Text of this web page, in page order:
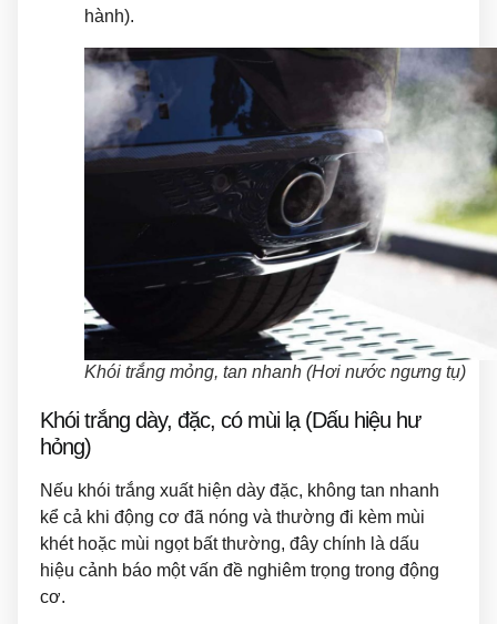
hành).
Khói trắng mỏng, tan nhanh (Hơi nước ngưng tụ)
Khói trắng dày, đặc, có mùi lạ (Dấu hiệu hư
hỏng)
Nếu khói trắng xuất hiện dày đặc, không tan nhanh
kể cả khi động cơ đã nóng và thường đi kèm mùi
khét hoặc mùi ngọt bất thường, đây chính là dấu
hiệu cảnh báo một vấn đề nghiêm trọng trong động
cơ.